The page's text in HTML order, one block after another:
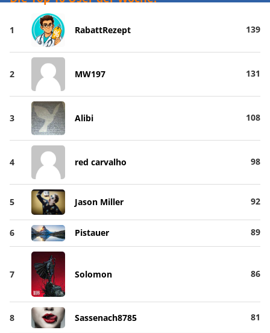
1 RabattRezept 139
2 MW197 131
3 Alibi 108
4 red carvalho 98
5 Jason Miller 92
6 Pistauer 89
7 Solomon 86
8 Sassenach8785 81